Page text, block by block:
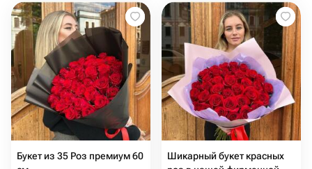
Букет из 35 Роз премиум 60
Шикарный букет красных